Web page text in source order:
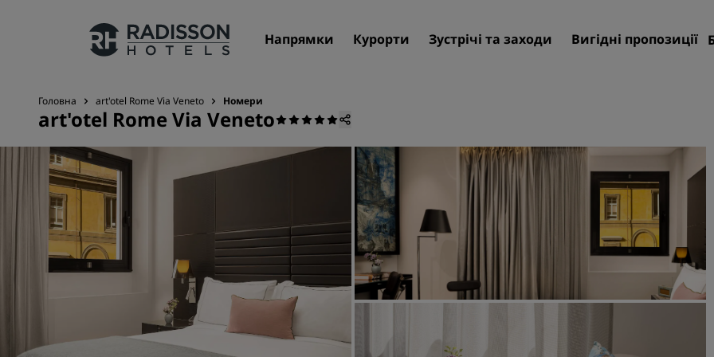
Напрямки Курорти Зустрічі та заходи Вигідні пропозиції
Наші бренди
Бренди готелів Radisson
Напрямки
Курорти
Апарт-готель
Готелі аеропорту
Нові та майбутні готелі
Зустрічі та заходи
Meetings
Головна art'otel Rome Via Veneto Номери
art'otel Rome Via Veneto